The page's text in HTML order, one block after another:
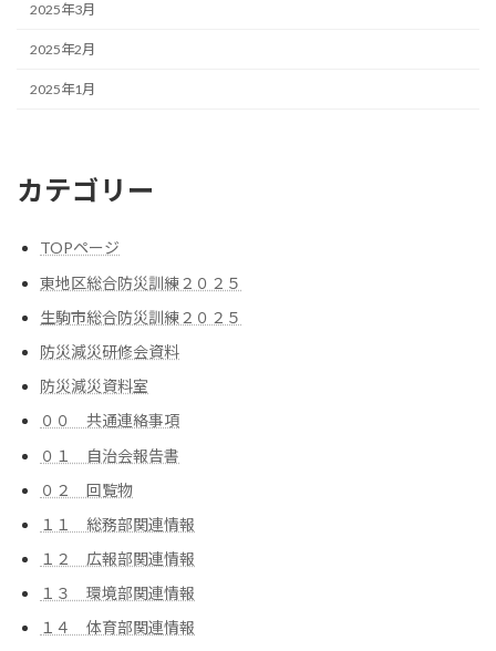
2025年3月
2025年2月
2025年1月
カテゴリー
TOPページ
東地区総合防災訓練２０２５
生駒市総合防災訓練２０２５
防災減災研修会資料
防災減災資料室
００ 共通連絡事項
０１ 自治会報告書
０２ 回覧物
１１ 総務部関連情報
１２ 広報部関連情報
１３ 環境部関連情報
１４ 体育部関連情報